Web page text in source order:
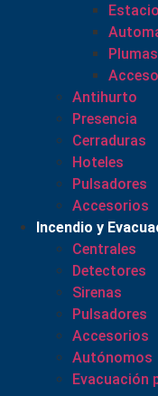
Plumas
Antihurto
Presencia
Cerraduras
Hoteles
Pulsadores
Accesorios
Incendio y
Centrales
Detectores
Sirenas
Pulsadores
Accesorios
Autónomos
Evacuación